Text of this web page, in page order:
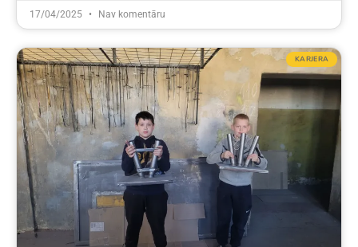
17/04/2025 Nav komentāru
KARJERA